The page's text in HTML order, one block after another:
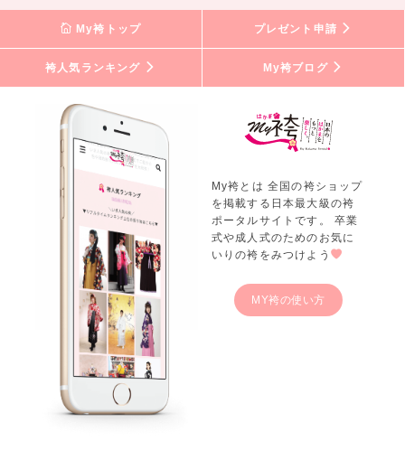
My袴トップ プレゼント申請
袴人気ランキング My袴ブログ
My袴とは 全国の袴ショップ
を掲載する日本最大級の袴
ポータルサイトです。 卒業
式や成人式のためのお気に
いりの袴をみつけよう
MY袴の使い方